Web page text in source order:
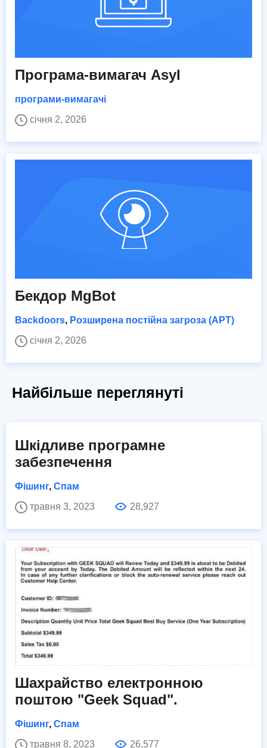
Програма-вимагач Asyl
програми-вимагачі
січня 2, 2026
Бекдор MgBot
Backdoors, Розширена постійна загроза (APT)
січня 2, 2026
Найбільше переглянуті
Шкідливе програмне
забезпечення
Фішинг, Спам
травня 3, 2023
28,927
Шахрайство електронною
поштою "Geek Squad".
Фішинг, Спам
травня 8, 2023
26,577